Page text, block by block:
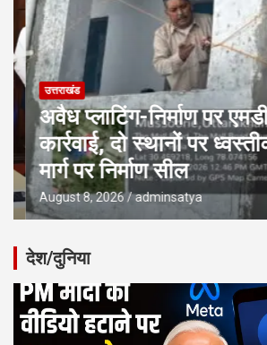
उत्तराखंड
अवैध प्लाटिंग-निर्माण पर
कार्रवाई, दो स्थानों पर
मार्ग पर निर्माण सील
August 8, 2026 adminsatya
देश/दुनिया